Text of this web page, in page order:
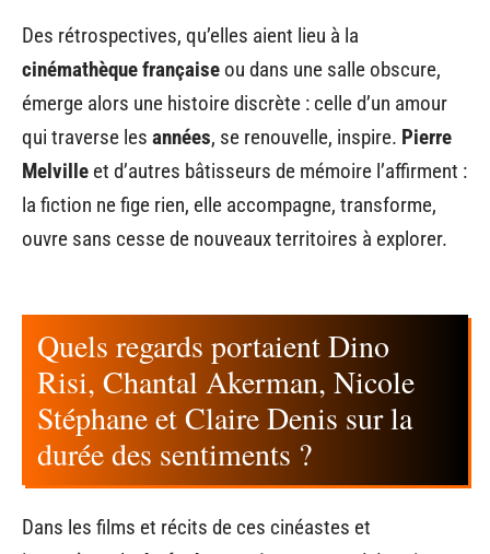
Des rétrospectives, qu’elles aient lieu à la
cinémathèque française ou dans une salle obscure,
émerge alors une histoire discrète : celle d’un amour
qui traverse les années, se renouvelle, inspire. Pierre
Melville et d’autres bâtisseurs de mémoire l’affirment :
la fiction ne fige rien, elle accompagne, transforme,
ouvre sans cesse de nouveaux territoires à explorer.
Quels regards portaient Dino
Risi, Chantal Akerman, Nicole
Stéphane et Claire Denis sur la
durée des sentiments ?
Dans les films et récits de ces cinéastes et